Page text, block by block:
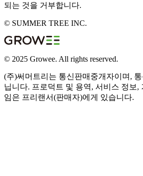
되는 것을 거부합니다.
© SUMMER TREE INC.
© 2025 Growee. All rights reserved.
(주)써머트리는 통신판매중개자이며,
닙니다. 프로덕트 및 용역, 서비스 정보,
임은 프리랜서(판매자)에게 있습니다.